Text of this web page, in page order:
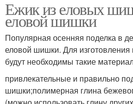
Ежик из еловых
еловой шишки
Популярная осенняя поделка в
еловой шишки. Для изготовления
будут необходимы такие
привлекательные и правильно
шишки;полимерная глина